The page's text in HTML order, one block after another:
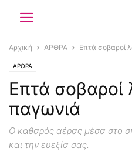
Αρχική ΑΡΘΡΑ Επτά σοβαροί
ΑΡΘΡΑ
Επτά σοβαροί
παγωνιά
Ο καθαρός αέρας μέσα στο
και την ευεξία σας.